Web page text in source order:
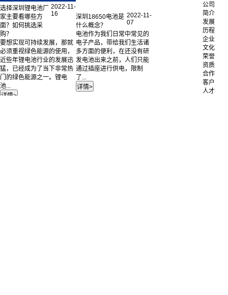
公司
简介
发展
历程
企业
文化
荣誉
资质
合作
客户
人才
选择深圳锂电池厂
家主要看哪些方
面？如何挑选采
购？
2022-11-
16
要想实现可持续发展，那就
必须重视绿色能源的使用，
近些年锂电池行业的发展迅
猛，已经成为了当下非常热
门的绿色能源之一。锂电
池...
深圳18650电池是
什么概念？
2022-11-
07
电池作为我们日常中常见的
电子产品，带给我们生活诸
多方面的便利，在还没有研
发电池出来之前，人们只能
通过插座进行供电，限制
了...